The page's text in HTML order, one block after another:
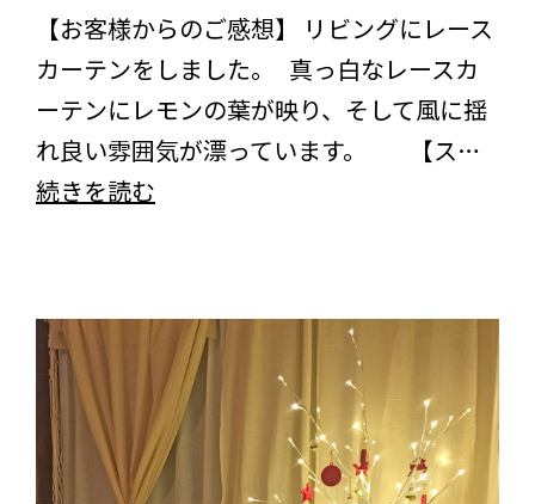
ン
＞
＜
ウ
ケ
ラ
ゴ
ー
ル
【お客様からのご感想】 リビングにレース
カーテンをしました。 真っ白なレースカ
ーテンにレモンの葉が映り、そして風に揺
れ良い雰囲気が漂っています。 【ス…
続きを読む
の
お
客
様
よ